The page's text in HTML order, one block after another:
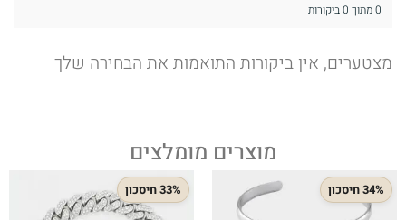
0 מתוך 0 ביקורות
מצטערים, אין ביקורות התואמות את הבחירה שלך
מוצרים מומלצים
34% חיסכון 33% חיסכון